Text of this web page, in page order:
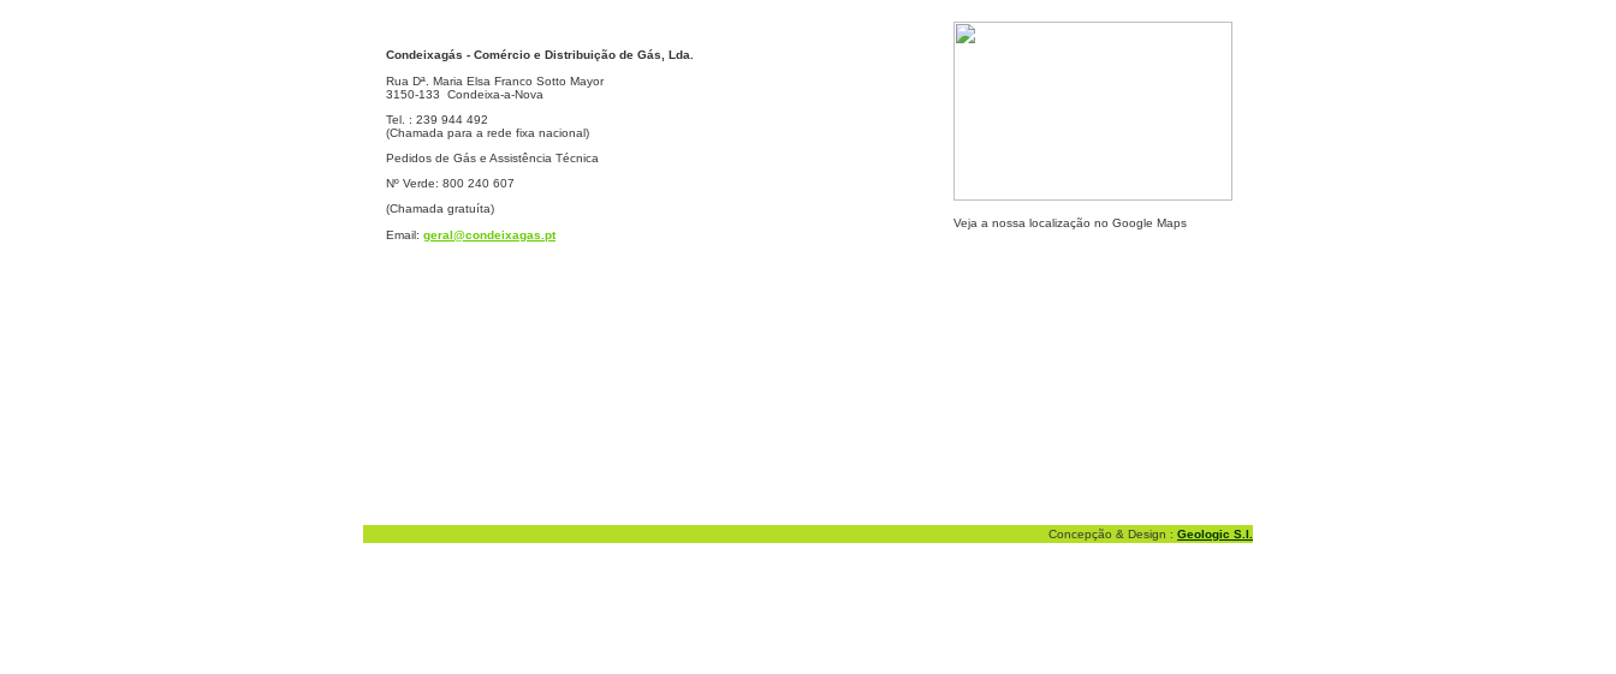
Condeixagás - Comércio e Distribuição de Gás, Lda.
Rua Dª. Maria Elsa Franco Sotto Mayor
3150-133 Condeixa-a-Nova
Tel. : 239 944 492
(Chamada para a rede fixa nacional)
Pedidos de Gás e Assistência Técnica
Nº Verde: 800 240 607
(Chamada gratuíta)
Email: geral@condeixagas.pt
Veja a nossa localização no Google Maps
Concepção & Design : Geologic S.I.